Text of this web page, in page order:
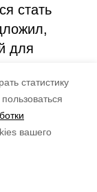
статистику
вашего
стать
для
под